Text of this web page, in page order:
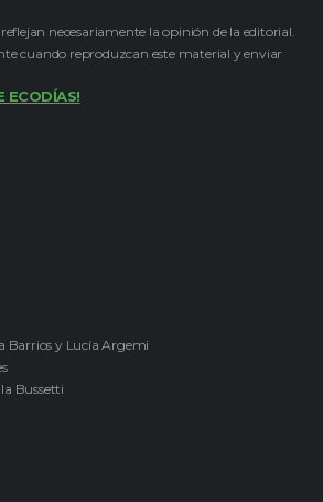
necesariamente la opinión de la editorial.
cuando reproduzcan este material y enviar
ECODÍAS!
Barrios y Lucía Argemi
Bussetti